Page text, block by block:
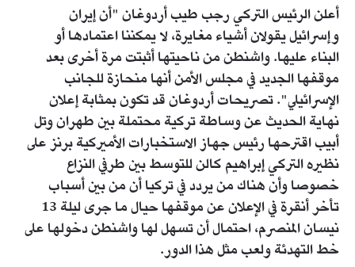
أعلن الرئيس التركي رجب طيب أردوغان "أن إيران
وإسرائيل يقولان أشياء مغايرة، لا يمكننا اعتمادها أو
البناء عليها. واشنطن من ناحيتها أثبتت مرة أخرى بعد
موقفها الجديد في مجلس الأمن أنها منحازة للجانب
الإسرائيلي". تصريحات أردوغان قد تكون بمثابة إعلان
نهاية الحديث عن وساطة تركية محتملة بين طهران وتل
أبيب اقترحها رئيس جهاز الاستخبارات الأميركية برنز على
نظيره التركي إبراهيم كالن للتوسط بين طرفي النزاع
خصوصا وأن هناك من يردد في تركيا أن من بين أسباب
تأخر أنقرة في الإعلان عن موقفها حيال ما جرى ليلة 13
نيسان المنصرم، احتمال أن تسهل لها واشنطن دخولها على
خط التهدئة ولعب مثل هذا الدور.